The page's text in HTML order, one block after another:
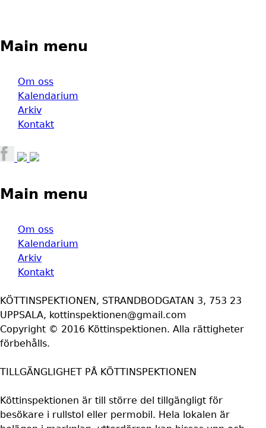
Main menu
Om oss
Kalendarium
Arkiv
Kontakt
Main menu
Om oss
Kalendarium
Arkiv
Kontakt
KÖTTINSPEKTIONEN, STRANDBODGATAN 3, 753 23
UPPSALA, kottinspektionen@gmail.com
Copyright © 2016 Köttinspektionen. Alla rättigheter
förbehålls.
TILLGÄNGLIGHET PÅ KÖTTINSPEKTIONEN
Köttinspektionen är till större del tillgängligt för
besökare i rullstol eller permobil. Hela lokalen är